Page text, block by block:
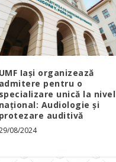
UMF Iași organizează
admitere pentru o
specializare unică la nivel
național: Audiologie și
protezare auditivă
08/2024